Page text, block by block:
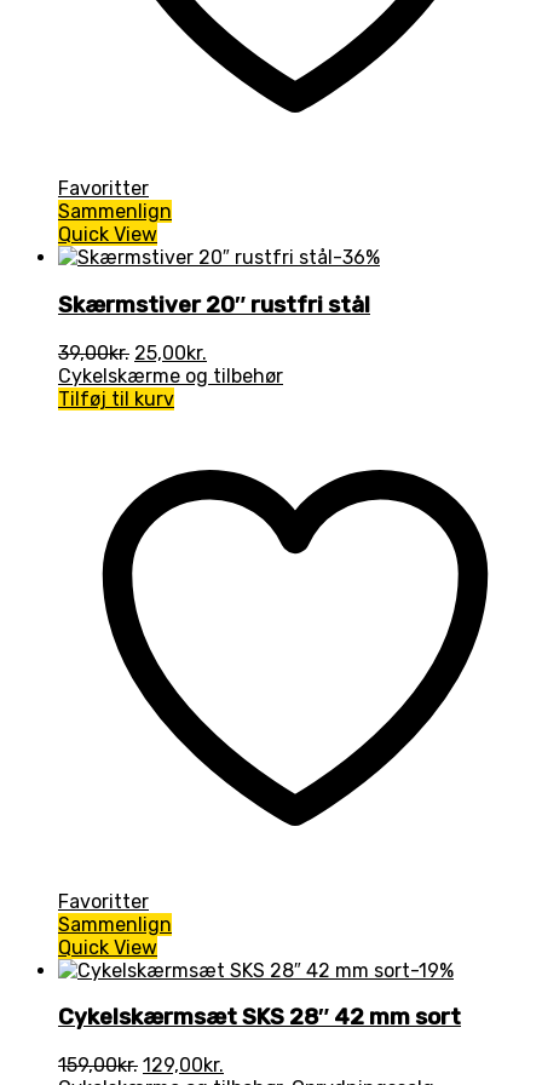
Favoritter
Sammenlign
Quick View
-36%
Skærmstiver 20″ rustfri stål
39,00kr. Den
oprindelige
pris
25,00kr.
aktuelle
Cykelskærme og tilbehør
Tilføj til kurv
Favoritter
Sammenlign
Quick View
-19%
Cykelskærmsæt SKS 28″ 42 mm sort
159,00kr. Den
129,00kr.